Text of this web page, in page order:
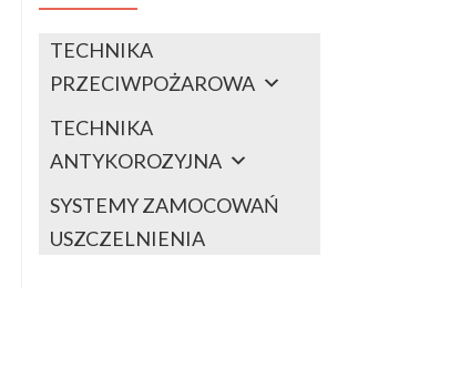
TECHNIKA
PRZECIWPOŻAROWA
TECHNIKA
ANTYKOROZYJNA
SYSTEMY ZAMOCOWAŃ
USZCZELNIENIA